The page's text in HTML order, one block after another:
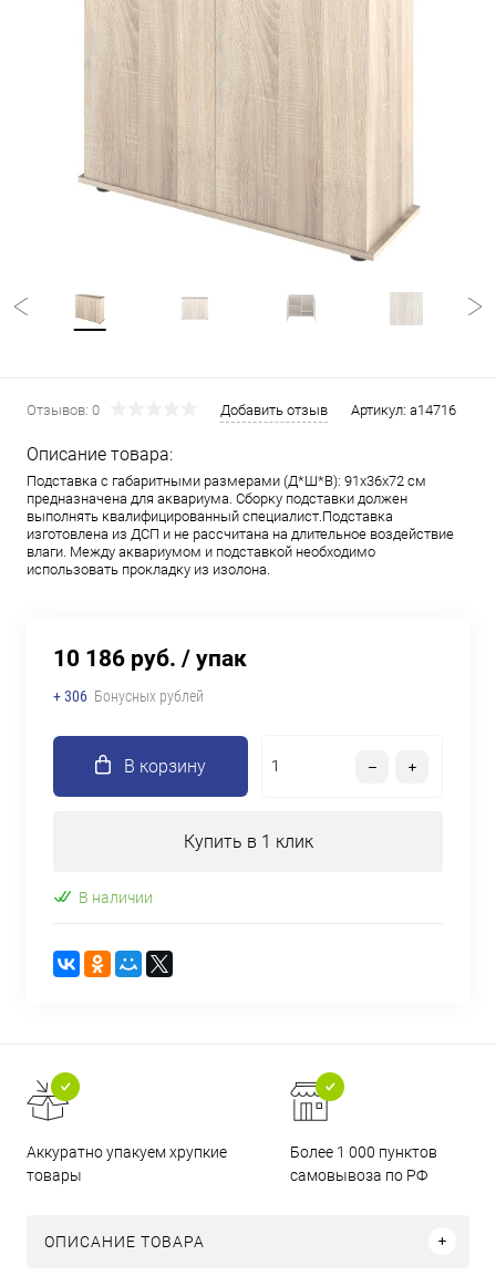
Отзывов: 0 Добавить отзыв Артикул: a14716
Описание товара:
Подставка с габаритными размерами (Д*Ш*В): 91x36x72 см
предназначена для аквариума. Сборку подставки должен
выполнять квалифицированный специалист.Подставка
изготовлена из ДСП и не рассчитана на длительное воздействие
влаги. Между аквариумом и подставкой необходимо
использовать прокладку из изолона.
10 186 руб. / упак
+ 306 Бонусных рублей
В корзину
Купить в 1 клик
В наличии
Аккуратно упакуем хрупкие
товары
Более 1 000 пунктов
самовывоза по РФ
ОПИСАНИЕ ТОВАРА